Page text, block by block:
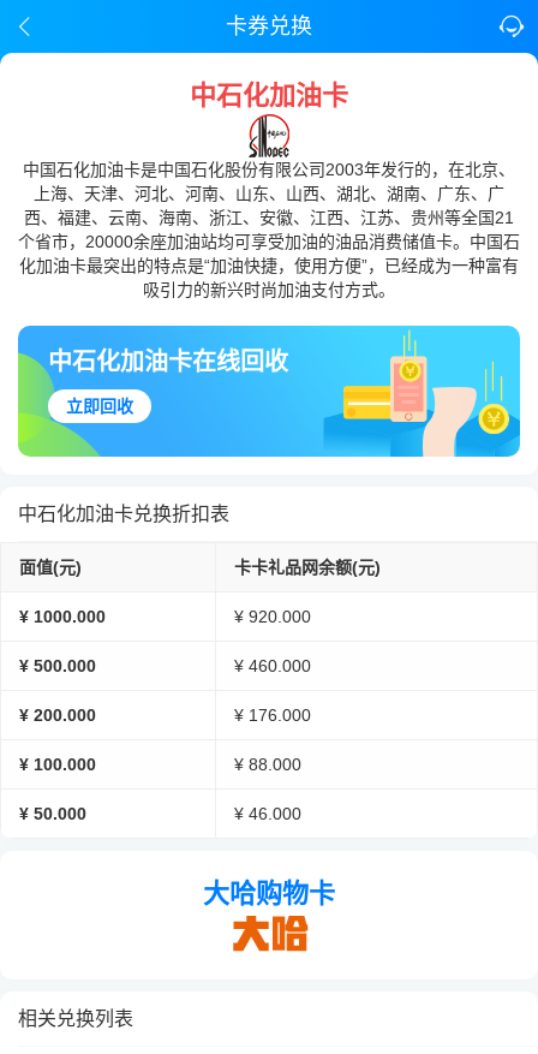
卡券兑换
中石化加油卡
中国石化加油卡是中国石化股份有限公司2003年发行的，在北京、
上海、天津、河北、河南、山东、山西、湖北、湖南、广东、广
西、福建、云南、海南、浙江、安徽、江西、江苏、贵州等全国21
个省市，20000余座加油站均可享受加油的油品消费储值卡。中国石
化加油卡最突出的特点是“加油快捷，使用方便”，已经成为一种富有
吸引力的新兴时尚加油支付方式。
中石化加油卡在线回收
立即回收
中石化加油卡兑换折扣表
面值(元) 卡卡礼品网余额(元)
¥ 1000.000 ¥ 920.000
¥ 500.000 ¥ 460.000
¥ 200.000 ¥ 176.000
¥ 100.000 ¥ 88.000
¥ 50.000 ¥ 46.000
大哈购物卡
相关兑换列表